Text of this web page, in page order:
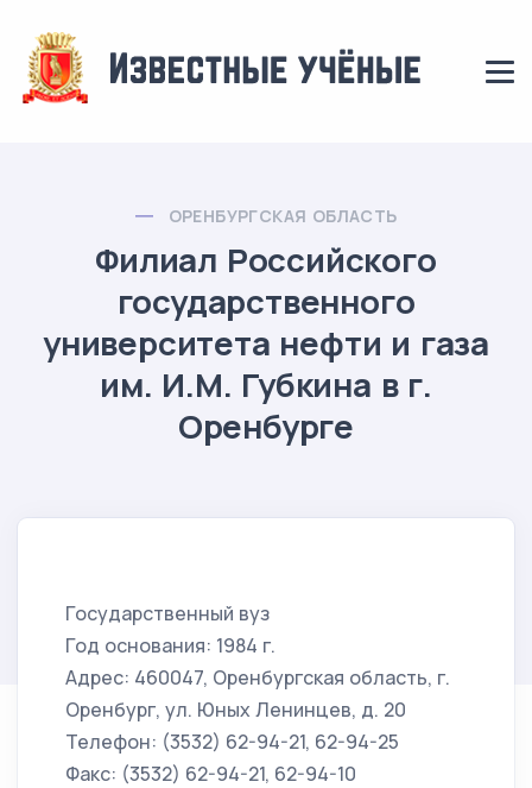
ОРЕНБУРГСКАЯ ОБЛАСТЬ
Филиал Российского
государственного
университета нефти и газа
им. И.М. Губкина в г.
Оренбурге
Государственный вуз
Год основания: 1984 г.
Адрес: 460047, Оренбургская область, г.
Оренбург, ул. Юных Ленинцев, д. 20
Телефон: (3532) 62-94-21, 62-94-25
Факс: (3532) 62-94-21, 62-94-10